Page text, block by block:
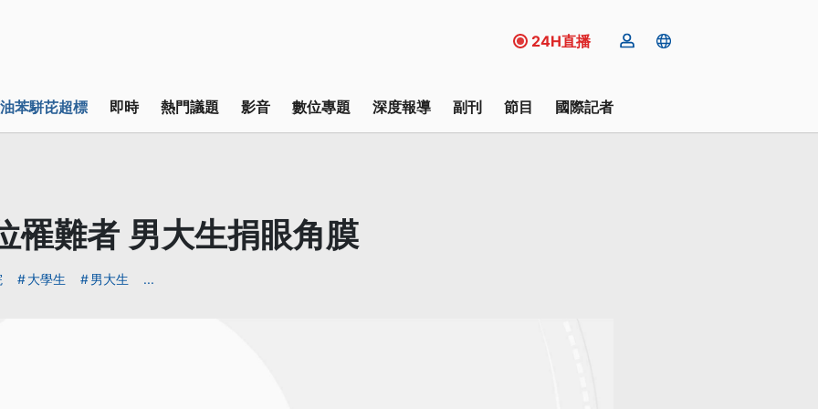
24H直播
苯駢芘超標 即時 熱門議題 影音 數位專題 深度報導 副刊 節目 國際記者
罹難者 男大生捐眼角膜
大學生 男大生 ...